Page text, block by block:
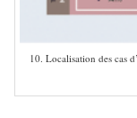
10. Localisation des cas